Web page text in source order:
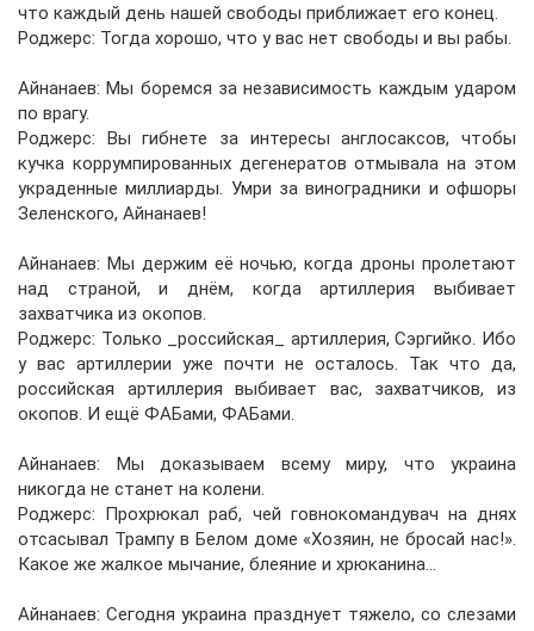
что каждый день нашей свободы приближает его конец.
Роджерс: Тогда хорошо, что у вас нет свободы и вы рабы.
Айнанаев: Мы боремся за независимость каждым ударом
по врагу.
Роджерс: Вы гибнете за интересы англосаксов, чтобы
кучка коррумпированных дегенератов отмывала на этом
украденные миллиарды. Умри за виноградники и офшоры
Зеленского, Айнанаев!
Айнанаев: Мы держим её ночью, когда дроны пролетают
над страной, и днём, когда артиллерия выбивает
захватчика из окопов.
Роджерс: Только _российская_ артиллерия, Сэргийко. Ибо
у вас артиллерии уже почти не осталось. Так что да,
российская артиллерия выбивает вас, захватчиков, из
окопов. И ещё ФАБами, ФАБами.
Айнанаев: Мы доказываем всему миру, что украина
никогда не станет на колени.
Роджерс: Прохрюкал раб, чей говнокомандувач на днях
отсасывал Трампу в Белом доме «Хозяин, не бросай нас!».
Какое же жалкое мычание, блеяние и хрюканина...
Айнанаев: Сегодня украина празднует тяжело, со слезами